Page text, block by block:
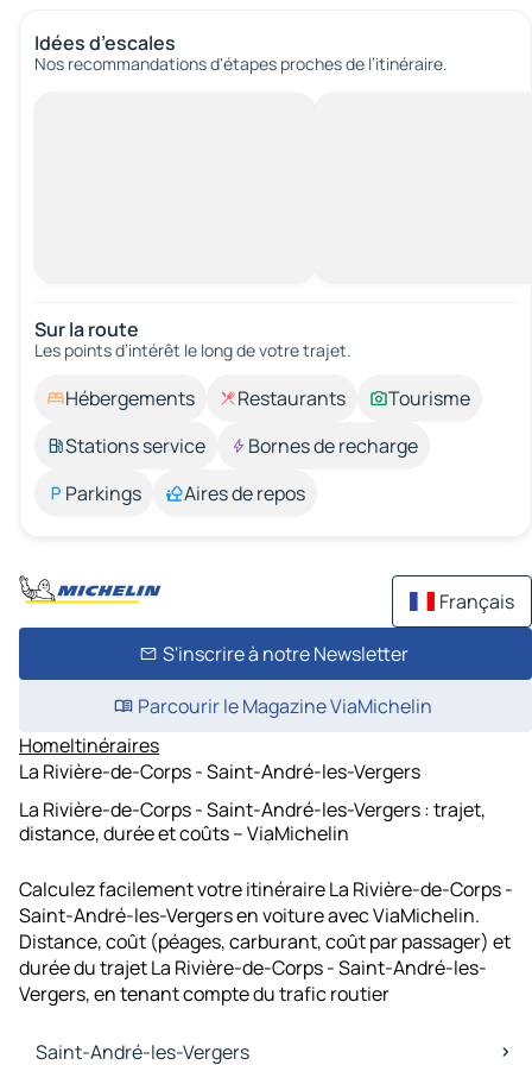
Idées d’escales
Nos recommandations d'étapes proches de l’itinéraire.
Sur la route
Les points d’intérêt le long de votre trajet.
Hébergements Restaurants
Tourisme
Stations service
Bornes de recharge
Parkings
Aires de repos
Français
S'inscrire à notre Newsletter
Parcourir le Magazine ViaMichelin
HomeItinéraires
La Rivière-de-Corps - Saint-André-les-Vergers
La Rivière-de-Corps - Saint-André-les-Vergers : trajet,
distance, durée et coûts – ViaMichelin
Calculez facilement votre itinéraire La Rivière-de-Corps -
Saint-André-les-Vergers en voiture avec ViaMichelin.
Distance, coût (péages, carburant, coût par passager) et
durée du trajet La Rivière-de-Corps - Saint-André-les-
Vergers, en tenant compte du trafic routier
Saint-André-les-Vergers